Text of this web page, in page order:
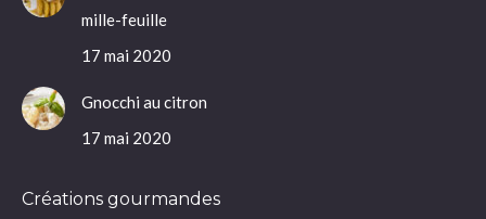
mille-feuille
17 mai 2020
Gnocchi au citron
17 mai 2020
Créations gourmandes